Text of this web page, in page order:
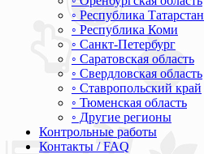
◦ Республика Татарстан
◦ Республика Коми
◦ Санкт-Петербург
◦ Саратовская область
◦ Свердловская область
◦ Ставропольский край
◦ Тюменская область
◦ Другие регионы
Контрольные работы
Контакты / FAQ